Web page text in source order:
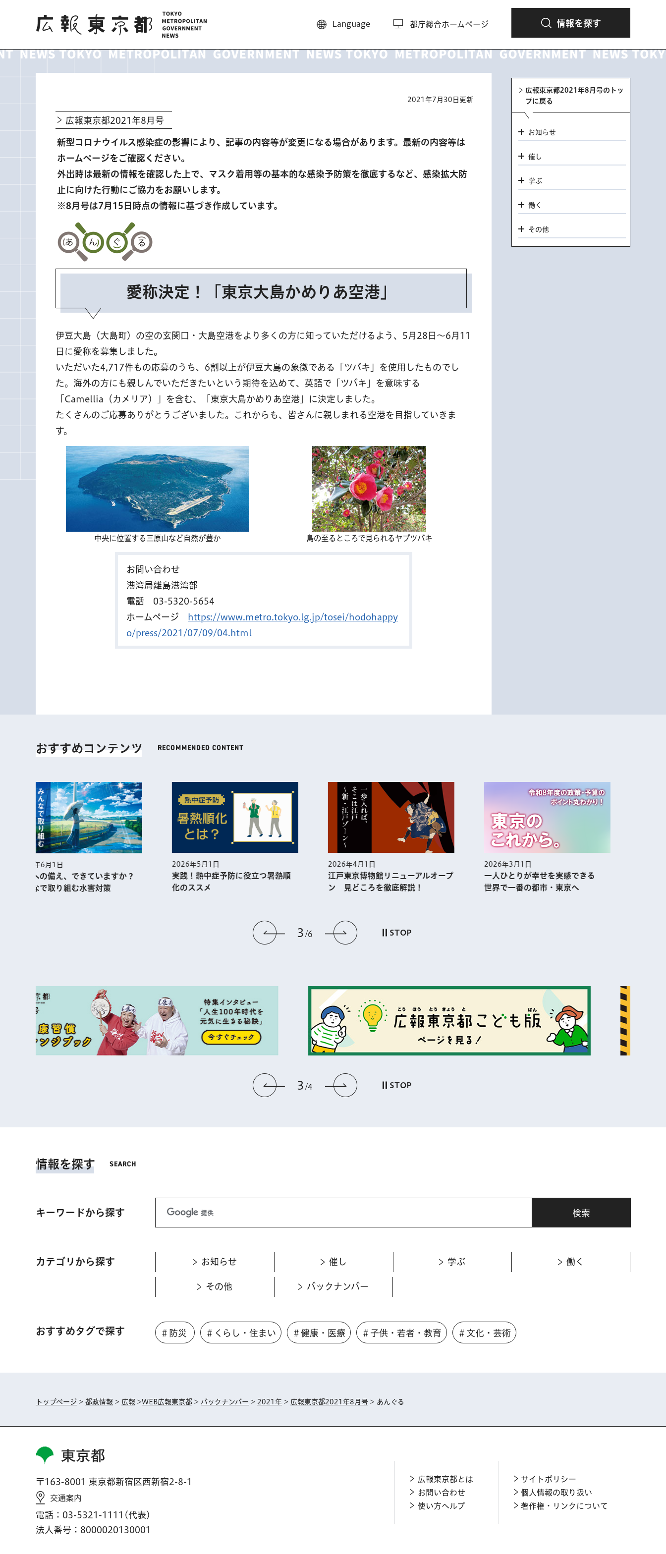
広報東京都
Language 都庁総合ホームページ 情報を探す
2021年7月30日更新
広報東京都2021年8月号
新型コロナウイルス感染症の影響により、記事の内容等が変更になる場合があります。最新の内容等は
ホームページをご確認ください。
外出時は最新の情報を確認した上で、マスク着用等の基本的な感染予防策を徹底するなど、感染拡大防
止に向けた行動にご協力をお願いします。
※8月号は7月15日時点の情報に基づき作成しています。
愛称決定！「東京大島かめりあ空港」
伊豆大島（大島町）の空の玄関口・大島空港をより多くの方に知っていただけるよう、5月28日～6月11
日に愛称を募集しました。
いただいた4,717件もの応募のうち、6割以上が伊豆大島の象徴である「ツバキ」を使用したものでし
た。海外の方にも親しんでいただきたいという期待を込めて、英語で「ツバキ」を意味する
「Camellia（カメリア）」を含む、「東京大島かめりあ空港」に決定しました。
たくさんのご応募ありがとうございました。これからも、皆さんに親しまれる空港を目指していきま
す。
中央に位置する三原山など自然が豊か 島の至るところで見られるヤブツバキ
お問い合わせ
港湾局離島港湾部
電話 03-5320-5654
ホームページ
https://www.metro.tokyo.lg.jp/tosei/hodohappy
o/press/2021/07/09/04.html
広報東京都2021年8月号のトッ
プに戻る
お知らせ
催し
学ぶ
働く
その他
おすすめコンテンツ
前のスライドを表示
3 6 次のスライドを表示
STOP
2026年5月1日
実践！熱中症予防に役⽴つ暑熱順
化のススメ
2026年4月1日
江戸東京博物館リニューアルオープ
ン 見どころを徹底解説！
2026年3月1日
一人ひとりが幸せを実感できる
世界で一番の都市・東京へ
2026年2月1日
集まれ！あふれる熱気 アニメ都
市・TOKYOの今を大解剖!!
前のスライドを表示
3 4 次のスライドを表示
STOP
情報を探す
キーワードから探す
カテゴリから探す お知らせ 催し 学ぶ 働く
その他 バックナンバー
おすすめタグで探す ＃防災 ＃くらし・住まい ＃健康・医療 ＃子供・若者・教育 ＃文化・芸術
トップページ > 都政情報 > 広報 >WEB広報東京都 > バックナンバー > 2021年 > 広報東京都2021年8月号 > あんぐる
東京都
〒163-8001 東京都新宿区西新宿2-8-1
交通案内
電話：03-5321-1111(代表)
法人番号：8000020130001
広報東京都とは
お問い合わせ
使い方ヘルプ
サイトポリシー
個人情報の取り扱い
著作権・リンクについて